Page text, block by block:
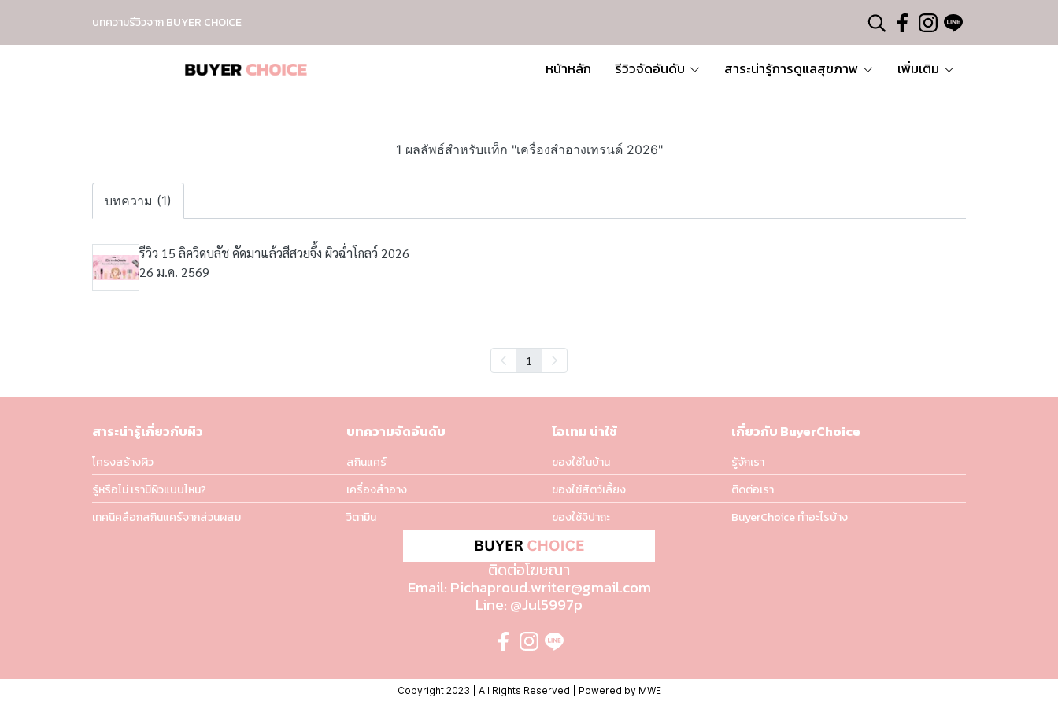
บทความรีวิวจาก BUYER CHOICE
หน้าหลัก รีวิวจัดอันดับ สาระน่ารู้การดูแลสุขภาพ เพิ่มเติม
1 ผลลัพธ์สำหรับแท็ก "เครื่องสำอางเทรนด์ 2026"
บทความ (1)
รีวิว 15 ลิควิดบลัช คัดมาแล้วสีสวยจึ้ง ผิวฉ่ำโกลว์ 2026
26 ม.ค. 2569
1
สาระน่ารู้เกี่ยวกับผิว
โครงสร้างผิว
รู้หรือไม่ เรามีผิวแบบไหน?
เทคนิคลือกสกินแคร์จากส่วนผสม
บทความจัดอันดับ
สกินแคร์
เครื่องสำอาง
วิตามิน
ไอเทม น่าใช้
ของใช้ในบ้าน
ของใช้สัตว์เลี้ยง
ของใช้จิปาถะ
เกี่ยวกับ BuyerChoice
รู้จักเรา
ติดต่อเรา
BuyerChoice ทำอะไรบ้าง
ติดต่อโฆษณา
Email: Pichaproud.writer@gmail.com
Line: @Jul5997p
Copyright 2023 | All Rights Reserved | Powered by MWE